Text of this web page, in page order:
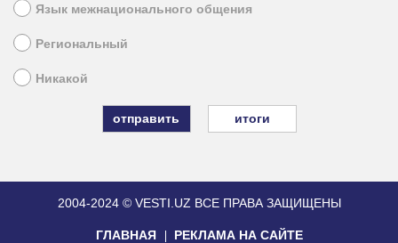
Язык межнационального общения
Региональный
Никакой
итоги
2004-2024 © VESTI.UZ ВСЕ ПРАВА ЗАЩИЩЕНЫ
ГЛАВНАЯ РЕКЛАМА НА САЙТЕ